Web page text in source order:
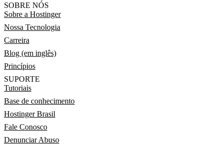
SOBRE NÓS
Sobre a Hostinger
Nossa Tecnologia
Carreira
Blog (em inglês)
Princípios
SUPORTE
Tutoriais
Base de conhecimento
Hostinger Brasil
Fale Conosco
Denunciar Abuso